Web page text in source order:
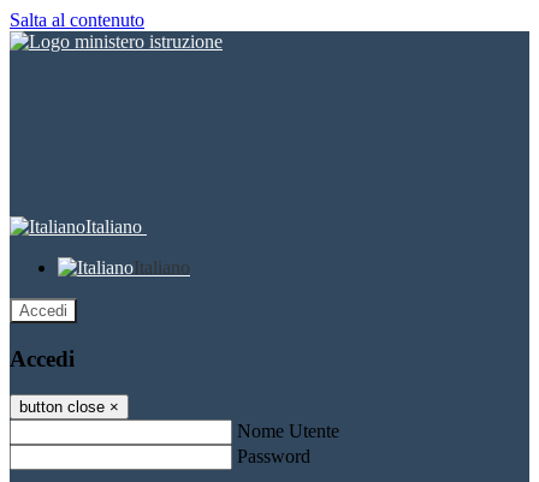
Salta al contenuto
Italiano
Italiano
Accedi
Accedi
button close ×
Nome Utente
Password